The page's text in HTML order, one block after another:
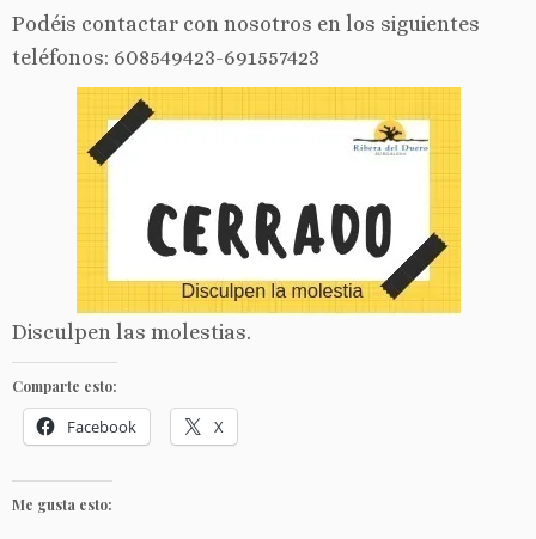
Podéis contactar con nosotros en los siguientes
teléfonos: 608549423-691557423
Disculpen las molestias.
Comparte esto:
Facebook X
Me gusta esto: